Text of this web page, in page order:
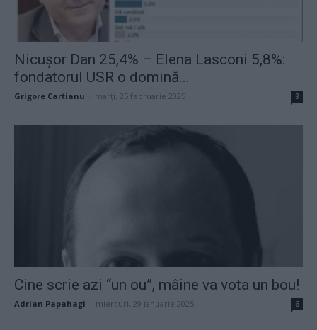
Nicușor Dan 25,4% – Elena Lasconi 5,8%:
fondatorul USR o domină...
Grigore Cartianu marți, 25 februarie 2025 8
Cine scrie azi “un ou”, mâine va vota un bou!
Adrian Papahagi miercuri, 29 ianuarie 2025 6